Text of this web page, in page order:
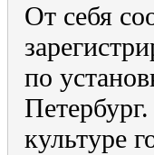
От себя
по
культуре